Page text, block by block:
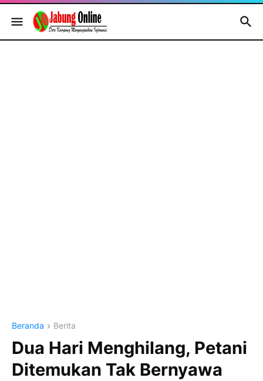
Beranda Berita
Dua Hari Menghilang, Petani
Ditemukan Tak Bernyawa